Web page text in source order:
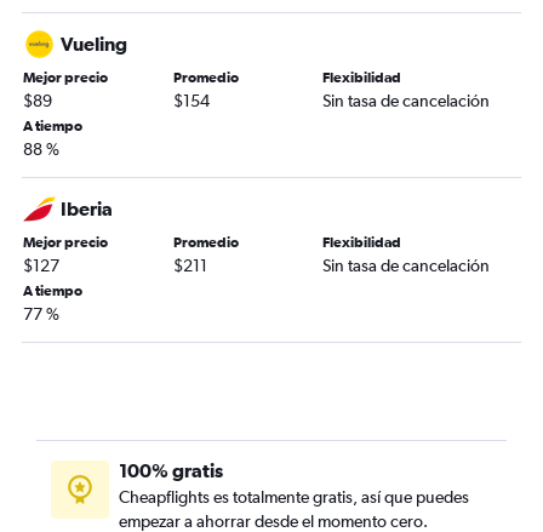
Vueling
Mejor precio
$89
Promedio
$154
Flexibilidad
Sin tasa de cancelación
A tiempo
88 %
Iberia
Mejor precio
$127
Promedio
$211
Flexibilidad
Sin tasa de cancelación
A tiempo
77 %
100% gratis
Cheapflights es totalmente gratis, así que puedes
empezar a ahorrar desde el momento cero.